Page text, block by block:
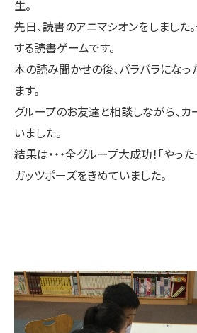
生。
先日、読書のアニマシオンをしました
する読書ゲームです。
本の読み聞かせの後、バラバラにな
ます。
グループのお友達と相談しながら、
いました。
結果は・・・全グループ大成功！「やった
ガッツポーズをきめていました。